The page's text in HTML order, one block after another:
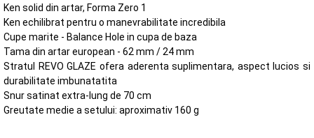
Ken solid din artar, Forma Zero 1
Ken echilibrat pentru o manevrabilitate incredibila
Cupe marite - Balance Hole in cupa de baza
Tama din artar european - 62 mm / 24 mm
Stratul REVO GLAZE ofera aderenta suplimentara, aspect lucios si
durabilitate imbunatatita
Snur satinat extra-lung de 70 cm
Greutate medie a setului: aproximativ 160 g